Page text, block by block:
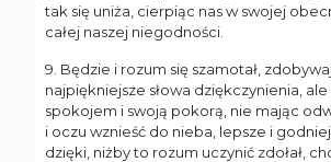
tak się uniża, cierpiąc nas w swojej
całej naszej niegodności.
9. Będzie i rozum się szamotał,
najpiękniejsze słowa dziękczynienia,
spokojem i swoją pokorą, nie mając
i oczu wznieść do nieba, lepsze i
dzięki, niżby to rozum uczynić zdołał,